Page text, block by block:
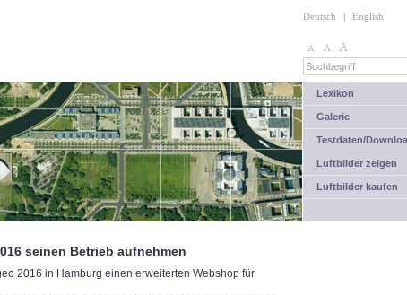
Deutsch | English
Lexikon
Galerie
Testdaten/
Luftbilder zeigen
Luftbilder kaufen
seinen Betrieb aufnehmen
2016 in Hamburg einen erweiterten Webshop für